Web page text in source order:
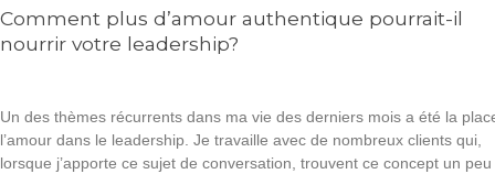
Comment plus d’amour authentique pourrait-il
nourrir votre leadership?
Un des thèmes récurrents dans ma vie des derniers mois a été la
l’amour dans le leadership. Je travaille avec de nombreux clients qui,
lorsque j’apporte ce sujet de conversation, trouvent ce concept un peu